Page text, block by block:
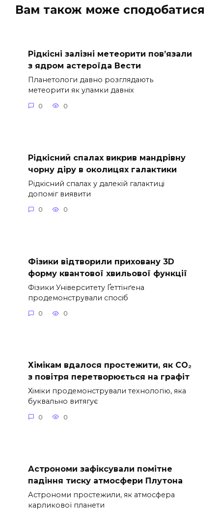
Вам також може сподобатися
Рідкісні залізні метеорити пов’язали
з ядром астероїда Вести
Планетологи давно розглядають
метеорити як уламки давніх
0 0
Рідкісний спалах викрив мандрівну
чорну діру в околицях галактики
Рідкісний спалах у далекій галактиці
допоміг виявити
0 0
Фізики відтворили приховану 3D
форму квантової хвильової функції
Фізики Університету Ґеттінґена
продемонстрували спосіб
0 0
Хімікам вдалося простежити, як CO₂
з повітря перетворюється на графіт
Хіміки продемонстрували технологію, яка
буквально витягує
0 0
Астрономи зафіксували помітне
падіння тиску атмосфери Плутона
Астрономи простежили, як атмосфера
карликової планети